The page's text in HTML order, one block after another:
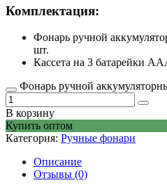
Комплектация:
Фонарь ручной
шт.
Кассета на 3 батарейки
Фонарь ручной
В корзину
Купить оптом
Категория: Ручные фонари
Описание
Отзывы (0)